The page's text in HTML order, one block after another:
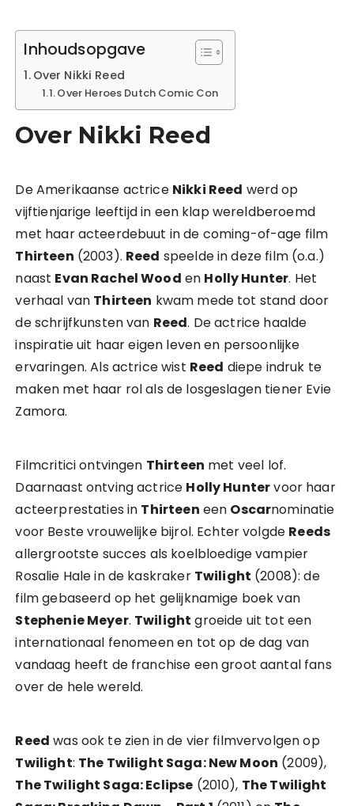
Inhoudsopgave
Over Nikki Reed
Over Heroes Dutch Comic Con
Over Nikki Reed
De Amerikaanse actrice Nikki Reed werd op
vijftienjarige leeftijd in een klap wereldberoemd
met haar acteerdebuut in de coming-of-age film
Thirteen (2003). Reed speelde in deze film (o.a.)
naast Evan Rachel Wood en Holly Hunter. Het
verhaal van Thirteen kwam mede tot stand door
de schrijfkunsten van Reed. De actrice haalde
inspiratie uit haar eigen leven en persoonlijke
ervaringen. Als actrice wist Reed diepe indruk te
maken met haar rol als de losgeslagen tiener Evie
Zamora.
Filmcritici ontvingen Thirteen met veel lof.
Daarnaast ontving actrice Holly Huntervoor haar
acteerprestaties in Thirteen een Oscarnominatie
voor Beste vrouwelijke bijrol. Echter volgde Reeds
allergrootste succes als koelbloedige vampier
Rosalie Hale in de kaskraker Twilight (2008): de
film gebaseerd op het gelijknamige boek van
Stephenie Meyer. Twilight groeide uit tot een
internationaal fenomeen en tot op de dag van
vandaag heeft de franchise een groot aantal fans
over de hele wereld.
Reed was ook te zien in de vier filmvervolgen op
Twilight: The Twilight Saga: New Moon (2009),
The Twilight Saga: Eclipse (2010), The Twilight